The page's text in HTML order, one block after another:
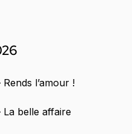
l’amour !
La belle affaire